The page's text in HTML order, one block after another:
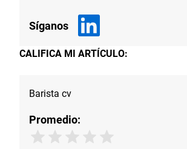
Síganos
CALIFICA MI ARTÍCULO:
Barista cv
Promedio: